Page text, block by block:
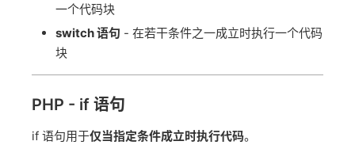
一个代码块
switch 语句 - 在若干条件之一成立时执行一个代码
块
PHP - if 语句
if 语句用于仅当指定条件成立时执行代码。